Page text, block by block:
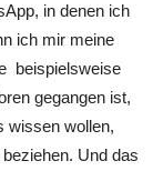
in denen ich
ich mir meine
beispielsweise
gegangen ist,
wissen wollen,
Und das